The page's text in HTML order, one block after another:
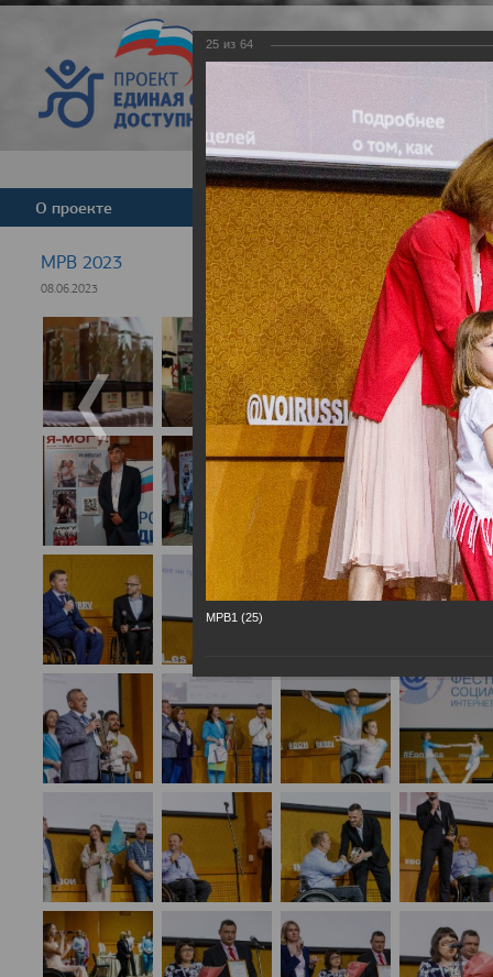
Версия для
О проекте Команда Новости
МРВ 2023
08.06.2023
25 из 64
МРВ1 (25)